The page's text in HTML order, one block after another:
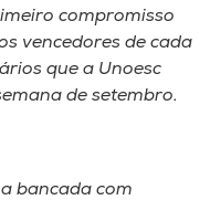
compromisso
vencedores de cada
que a Unoesc
de setembro.
bancada com